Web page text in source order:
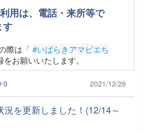
用は、電話・来所等で
す
際は「 #いばらきアマビエち
お願いいたします。
0 2021/12/26
況を更新しました！(12/14～